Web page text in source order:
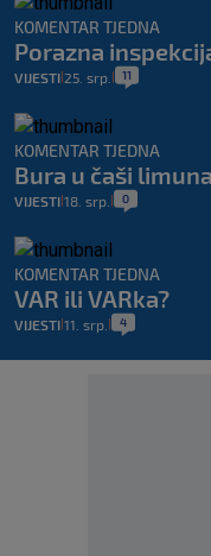
KOMENTAR TJEDNA
Porazna
VIJESTI 25. srp. 11
KOMENTAR TJEDNA
Bura u čaši
VIJESTI 18. srp. 0
KOMENTAR TJEDNA
VAR ili VARka?
VIJESTI 11. srp. 4